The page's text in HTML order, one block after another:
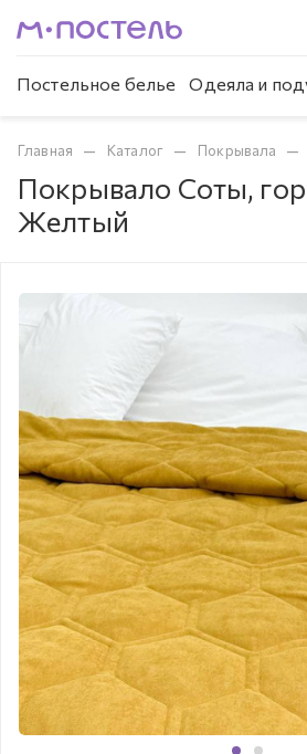
Постельное белье Одеяла и
Главная — Каталог — Покрывала —
Покрывало Соты,
Желтый